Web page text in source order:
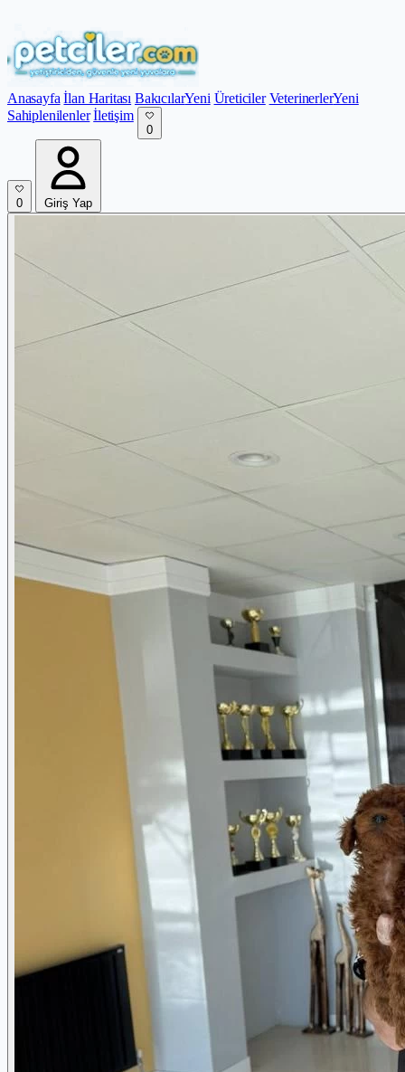
Anasayfa İlan Haritası BakıcılarYeni Üreticiler VeterinerlerYeni
Sahiplenilenler İletişim
0
0 Giriş Yap